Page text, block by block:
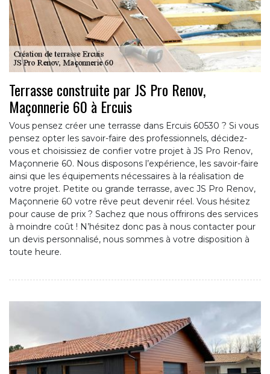
Terrasse construite par JS Pro Renov,
Maçonnerie 60 à Ercuis
Vous pensez créer une terrasse dans Ercuis 60530 ? Si vous
pensez opter les savoir-faire des professionnels, décidez-
vous et choisissiez de confier votre projet à JS Pro Renov,
Maçonnerie 60. Nous disposons l’expérience, les savoir-faire
ainsi que les équipements nécessaires à la réalisation de
votre projet. Petite ou grande terrasse, avec JS Pro Renov,
Maçonnerie 60 votre rêve peut devenir réel. Vous hésitez
pour cause de prix ? Sachez que nous offrirons des services
à moindre coût ! N’hésitez donc pas à nous contacter pour
un devis personnalisé, nous sommes à votre disposition à
toute heure.